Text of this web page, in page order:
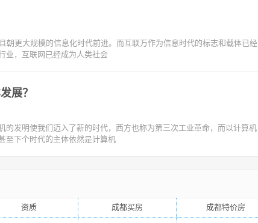
更大规模的信息化时代前进。而互联万作为信息时代的标志和载体已经
业，互联网已经成为人类社会
展？
发明使我们迈入了新的时代，西方也称为第三次工业革命，而以计算机
至下个时代的主体依然是计算机
资质 成都买房 成都特价房